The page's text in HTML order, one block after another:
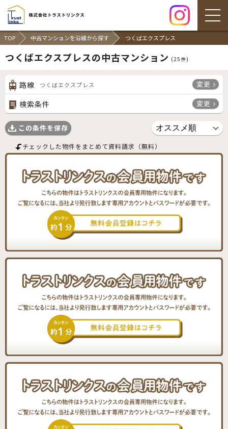
TOP 中古マンションを沿線から探す つくばエクスプレス
つくばエクスプレスの中古マンション (25件)
路線 つくばエクスプレス 変更
検索条件 変更
この条件を保存
チェックした物件をまとめて資料請求（無料）